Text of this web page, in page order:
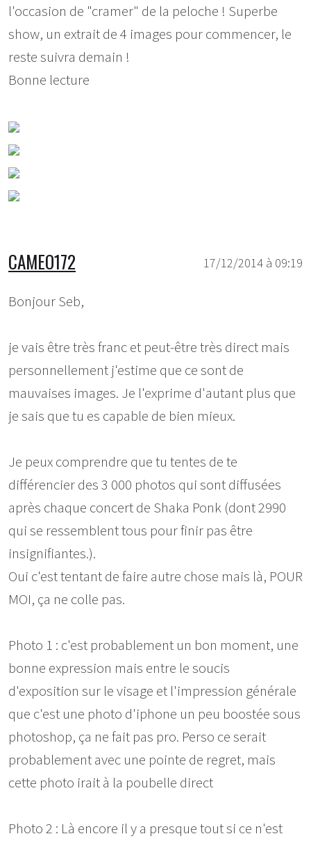
l'occasion de "cramer" de la peloche ! Superbe
show, un extrait de 4 images pour commencer, le
reste suivra demain !
Bonne lecture
17/12/2014 à 09:19
CAMEO172
Bonjour Seb,
je vais être très franc et peut-être très direct mais
personnellement j'estime que ce sont de
mauvaises images. Je l'exprime d'autant plus que
je sais que tu es capable de bien mieux.
Je peux comprendre que tu tentes de te
différencier des 3 000 photos qui sont diffusées
après chaque concert de Shaka Ponk (dont 2990
qui se ressemblent tous pour finir pas être
insignifiantes.).
Oui c'est tentant de faire autre chose mais là, POUR
MOI, ça ne colle pas.
Photo 1 : c'est probablement un bon moment, une
bonne expression mais entre le soucis
d'exposition sur le visage et l'impression générale
que c'est une photo d'iphone un peu boostée sous
photoshop, ça ne fait pas pro. Perso ce serait
probablement avec une pointe de regret, mais
cette photo irait à la poubelle direct
Photo 2 : Là encore il y a presque tout si ce n'est